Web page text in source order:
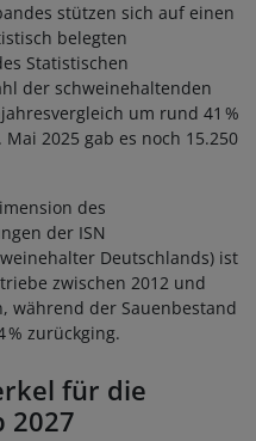
stützen sich auf einen
belegten
Statistischen
der schweinehaltenden
um rund 41 %
2025 gab es noch 15.250
des
der ISN
Deutschlands) ist
zwischen 2012 und
während der Sauenbestand
% zurückging.
für die
2027